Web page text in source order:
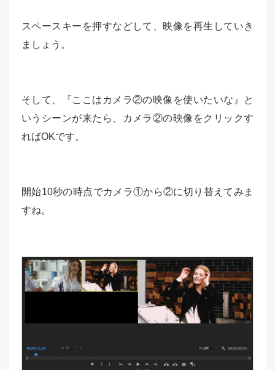
スペースキーを押すなどして、映像を再生していき
ましょう。
そして、『ここはカメラ②の映像を使いたいな』と
いうシーンが来たら、カメラ②の映像をクリックす
ればOKです。
開始10秒の時点でカメラ①から②に切り替えてみま
すね。